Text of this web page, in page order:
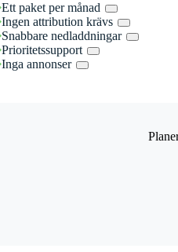
Ett paket per månad
Ingen attribution krävs
Snabbare nedladdningar
Prioritetssupport
Inga annonser